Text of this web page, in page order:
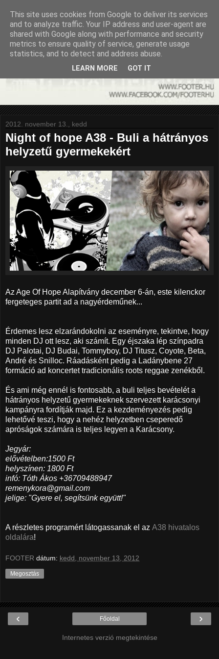
2012. november 13., kedd
Night of hope A38 - Buli a hátrányos
helyzetű gyermekekért
Az Age Of Hope Alapítvány december 6-án, este kilenckor
fergeteges partit ad a nagyérdeműnek...
Érdemes lesz elzarándokolni az eseményre, tekintve, hogy
minden DJ ott lesz, aki számít. Egy éjszaka lép színpadra
DJ Palotai, DJ Budai, Tommyboy, DJ Titusz, Coyote, Beta,
André és Snilloc. Ráadásként pedig a Ladánybene 27
formáció ad koncertet tradicionális roots reggae zenékből.
És ami még ennél is fontosabb, a buli teljes bevételét a
hátrányos helyzetű gyermekeknek szervezett karácsonyi
kampányra fordítják majd. Ez a kezdeményezés pedig
lehetővé teszi, hogy a nehéz helyzetben cseperedő
apróságok számára is teljes legyen a Karácsony.
Jegyár:
elővételben:1500 Ft
helyszínen: 1800 Ft
infó: Tóth Ákos +36709488947
remenykora@gmail.com
jelige: "Gyere el, segítsünk együtt!"
A részletes programért látogassanak el az A38 hivatalos
oldalára!
FOOTER dátum: kedd, november 13, 2012
Megosztás
‹ ›
Főoldal
Internetes verzió megtekintése
This site uses cookies from Google to deliver its services
and to analyze traffic. Your IP address and user-agent are
shared with Google along with performance and security
metrics to ensure quality of service, generate usage
statistics, and to detect and address abuse.
LEARN MORE GOT IT